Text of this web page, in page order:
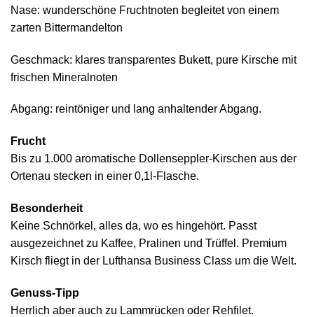
Nase: wunderschöne Fruchtnoten begleitet von einem
zarten Bittermandelton
Geschmack: klares transparentes Bukett, pure Kirsche mit
frischen Mineralnoten
Abgang: reintöniger und lang anhaltender Abgang.
Frucht
Bis zu 1.000 aromatische Dollenseppler-Kirschen aus der
Ortenau stecken in einer 0,1l-Flasche.
Besonderheit
Keine Schnörkel, alles da, wo es hingehört. Passt
ausgezeichnet zu Kaffee, Pralinen und Trüffel. Premium
Kirsch fliegt in der Lufthansa Business Class um die Welt.
Genuss-Tipp
Herrlich aber auch zu Lammrücken oder Rehfilet.